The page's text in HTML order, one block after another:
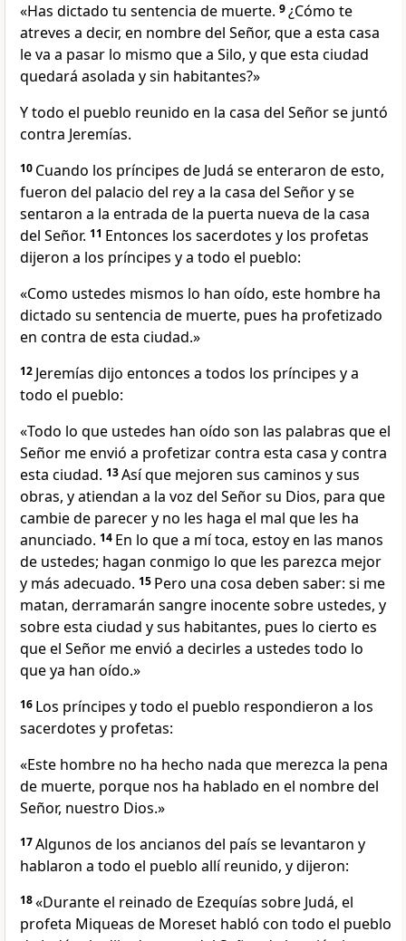
«Has dictado tu sentencia de muerte. 9¿Cómo te
atreves a decir, en nombre del Señor, que a esta casa
le va a pasar lo mismo que a Silo, y que esta ciudad
quedará asolada y sin habitantes?»
Y todo el pueblo reunido en la casa del Señor se juntó
contra Jeremías.
10 Cuando los príncipes de Judá se enteraron de esto,
fueron del palacio del rey a la casa del Señor y se
sentaron a la entrada de la puerta nueva de la casa
del Señor. 11 Entonces los sacerdotes y los profetas
dijeron a los príncipes y a todo el pueblo:
«Como ustedes mismos lo han oído, este hombre ha
dictado su sentencia de muerte, pues ha profetizado
en contra de esta ciudad.»
12 Jeremías dijo entonces a todos los príncipes y a
todo el pueblo:
«Todo lo que ustedes han oído son las palabras que el
Señor me envió a profetizar contra esta casa y contra
esta ciudad. 13Así que mejoren sus caminos y sus
obras, y atiendan a la voz del Señor su Dios, para que
cambie de parecer y no les haga el mal que les ha
anunciado. 14 En lo que a mí toca, estoy en las manos
de ustedes; hagan conmigo lo que les parezca mejor
y más adecuado. 15 Pero una cosa deben saber: si me
matan, derramarán sangre inocente sobre ustedes, y
sobre esta ciudad y sus habitantes, pues lo cierto es
que el Señor me envió a decirles a ustedes todo lo
que ya han oído.»
16 Los príncipes y todo el pueblo respondieron a los
sacerdotes y profetas:
«Este hombre no ha hecho nada que merezca la pena
de muerte, porque nos ha hablado en el nombre del
Señor, nuestro Dios.»
17Algunos de los ancianos del país se levantaron y
hablaron a todo el pueblo allí reunido, y dijeron:
18«Durante el reinado de Ezequías sobre Judá, el
profeta Miqueas de Moreset habló con todo el pueblo